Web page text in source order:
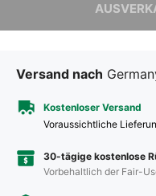
Versand nach
Kostenloser Versand
Voraussichtliche
30-tägige kostenlose
Vorbehaltlich der Fair-